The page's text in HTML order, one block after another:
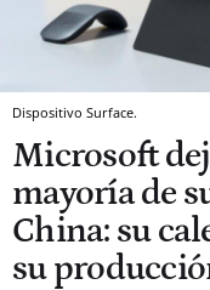
Dispositivo Surface.
Microsoft
mayoría de
China: su
su